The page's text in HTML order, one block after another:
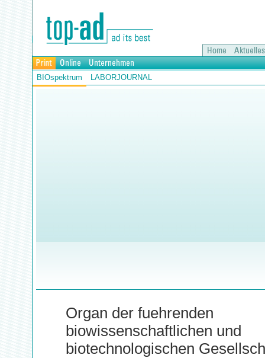
BIOspektrum LABORJOURNAL
Organ der fuehrenden
biowissenschaftlichen und
biotechnologischen